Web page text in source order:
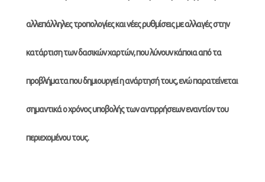
αλλεπάλληλες τροπολογίες και νέες ρυθμίσεις με αλλαγές στην
κατάρτιση των δασικών χαρτών, που λύνουν κάποια από τα
προβλήματα που δημιουργεί η ανάρτησή τους, ενώ παρατείνεται
σημαντικά ο χρόνος υποβολής των αντιρρήσεων εναντίον του
περιεχομένου τους.